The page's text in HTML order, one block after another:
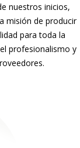
nuestros inicios,
misión de producir
para toda la
profesionalismo y